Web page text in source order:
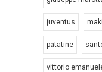
juventus
patatine
vittorio